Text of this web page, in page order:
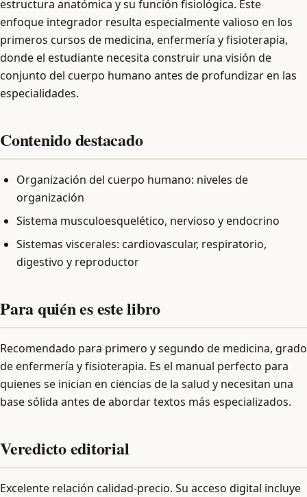
estructura anatómica y su función fisiológica. Este
enfoque integrador resulta especialmente valioso en los
primeros cursos de medicina, enfermería y fisioterapia,
donde el estudiante necesita construir una visión de
conjunto del cuerpo humano antes de profundizar en las
especialidades.
Contenido destacado
Organización del cuerpo humano: niveles de
organización
Sistema musculoesquelético, nervioso y endocrino
Sistemas viscerales: cardiovascular, respiratorio,
digestivo y reproductor
Para quién es este libro
Recomendado para primero y segundo de medicina, grado
de enfermería y fisioterapia. Es el manual perfecto para
quienes se inician en ciencias de la salud y necesitan una
base sólida antes de abordar textos más especializados.
Veredicto editorial
Excelente relación calidad-precio. Su acceso digital incluye